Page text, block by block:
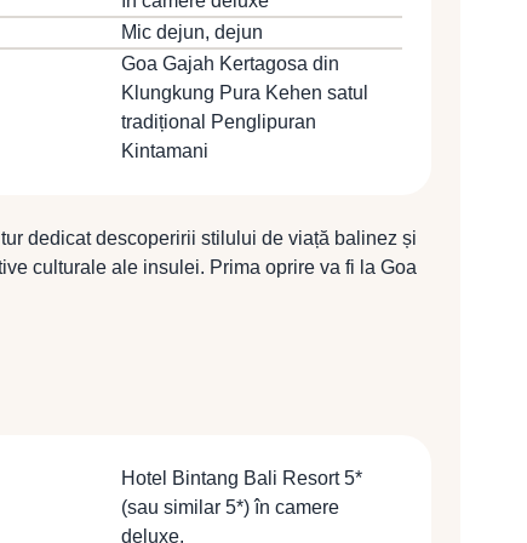
Mic dejun, dejun
Goa Gajah Kertagosa din
Klungkung Pura Kehen satul
tradițional Penglipuran
Kintamani
dedicat descoperirii stilului de viață balinez și
culturale ale insulei. Prima oprire va fi la Goa
Peștera Elefantului, important sit arheologic
continua spre Kertagosa din Klungkung, fostul
elegant înconjurat de un iaz cu lotuși, decorat
păzită de elefanți din piatră și prin arhitectura
local. Vom ajunge apoi în satul tradițional
cele mai bine conservate sate din Bali, unde
Hotel Bintang Bali Resort 5*
(sau similar 5*) în camere
deluxe.